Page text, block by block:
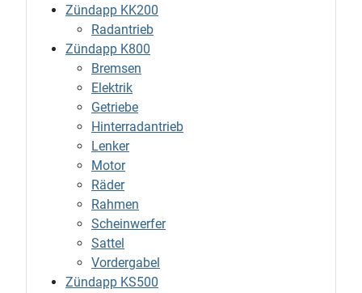
Zündapp KK200
Radantrieb
Zündapp K800
Bremsen
Elektrik
Getriebe
Hinterradantrieb
Lenker
Motor
Räder
Rahmen
Scheinwerfer
Sattel
Vordergabel
Zündapp KS500